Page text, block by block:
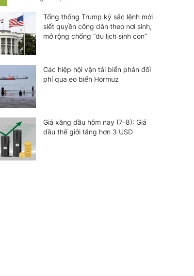
Tổng thống Trump ký sắc lệnh mới
siết quyền công dân theo nơi sinh,
mở rộng chống “du lịch sinh con”
Các hiệp hội vận tải biển phản đối
phí qua eo biển Hormuz
Giá xăng dầu hôm nay (7-8): Giá
dầu thế giới tăng hơn 3 USD